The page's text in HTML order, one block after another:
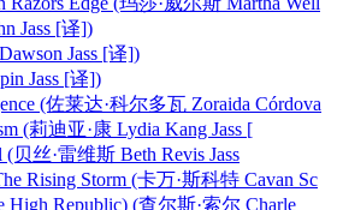
Jass [译])
Jass [译])
Jass [译])
(佐莱达·科尔多瓦 Zoraida Córdova
(莉迪亚·康 Lydia Kang Jass [
贝丝·雷维斯 Beth Revis Jass
Rising Storm (卡万·斯科特 Cavan Sc
Republic) (查尔斯·索尔 Charle